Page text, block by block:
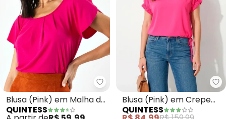
Quintess - Blusa (Pink) em
Blusa (Pink) em Malha de
Viscose
QUINTESS
Blusa (Pink) em Crepe
Plano
QUINTESS